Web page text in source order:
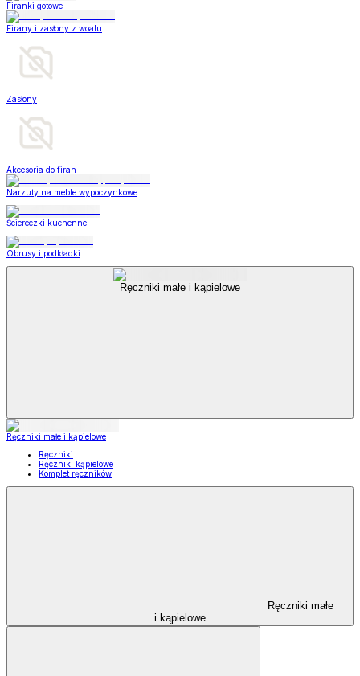
Firanki gotowe
Firany i zasłony z woalu
Zasłony
Akcesoria do firan
Narzuty na meble wypoczynkowe
Ściereczki kuchenne
Obrusy i podkładki
Ręczniki małe i kąpielowe
Ręczniki małe i kąpielowe
Ręczniki
Ręczniki kąpielowe
Komplet ręczników
Ręczniki małe
i kąpielowe